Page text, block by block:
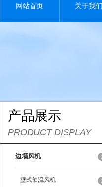
网站首页 关于我们
产品展示
PRODUCT DISPLAY
边墙风机
壁式轴流风机